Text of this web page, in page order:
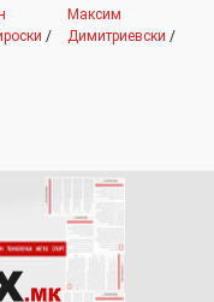
/
Максим
Димитриевски /